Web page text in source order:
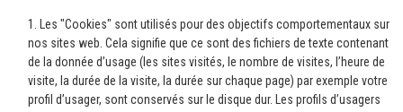
1. Les "Cookies" sont utilisés pour des objectifs comportementaux sur
nos sites web. Cela signifie que ce sont des fichiers de texte contenant
de la donnée d’usage (les sites visités, le nombre de visites, l’heure de
visite, la durée de la visite, la durée sur chaque page) par exemple votre
profil d’usager, sont conservés sur le disque dur. Les profils d’usagers